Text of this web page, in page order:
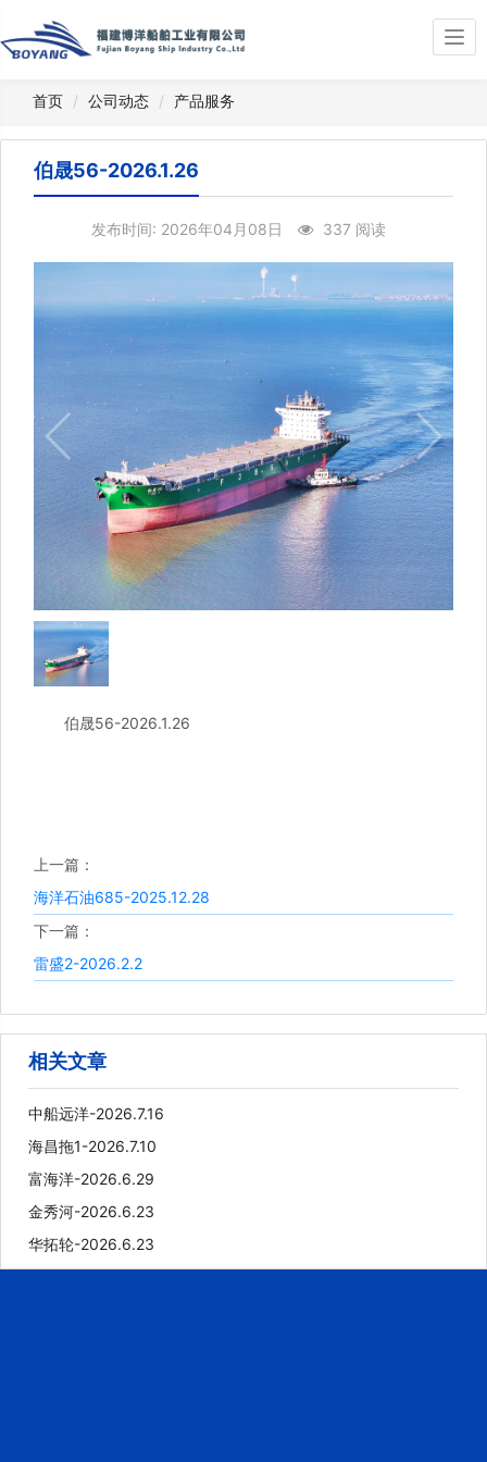
首页 公司动态 产品服务
伯晟56-2026.1.26
发布时间: 2026年04月08日 337 阅读
伯晟56-2026.1.26
上一篇：
海洋石油685-2025.12.28
下一篇：
雷盛2-2026.2.2
相关文章
中船远洋-2026.7.16
海昌拖1-2026.7.10
富海洋-2026.6.29
金秀河-2026.6.23
华拓轮-2026.6.23